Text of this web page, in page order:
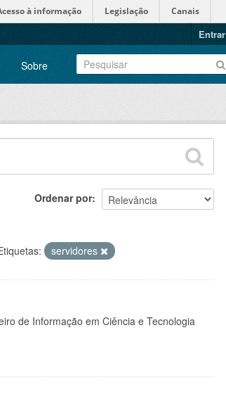
à informação Legislação Canais
Entrar
Sobre
Ordenar por
servidores
de Informação em Ciência e Tecnologia